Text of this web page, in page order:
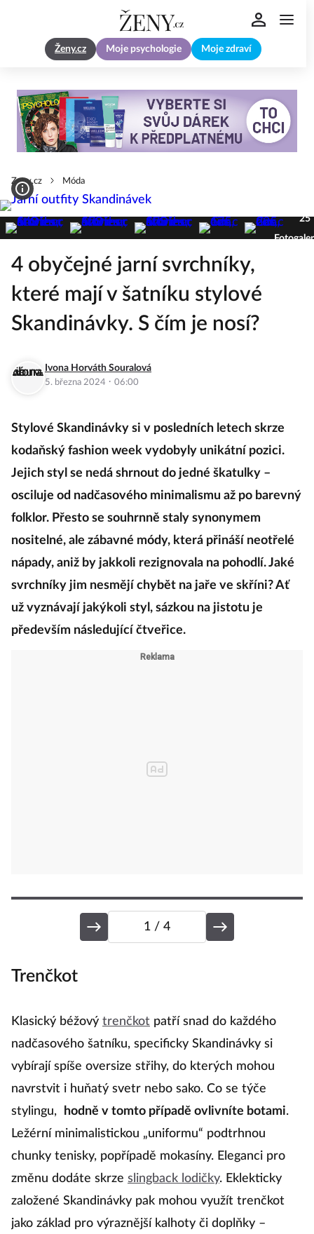
Ženy.cz Moje psychologie Moje zdraví
Zeny.cz Móda
25
4 obyčejné jarní svrchníky,
které mají v šatníku stylové
Skandinávky. S čím je nosí?
Ivona Horváth Souralová
5. března 2024 · 06:00
Stylové Skandinávky si v posledních letech skrze
kodaňský fashion week vydobyly unikátní pozici.
Jejich styl se nedá shrnout do jedné škatulky –
osciluje od nadčasového minimalismu až po barevný
folklor. Přesto se souhrnně staly synonymem
nositelné, ale zábavné módy, která přináší neotřelé
nápady, aniž by jakkoli rezignovala na pohodlí. Jaké
svrchníky jim nesmějí chybět na jaře ve skříni? Ať
už vyznávají jakýkoli styl, sázkou na jistotu je
především následující čtveřice.
1 / 4
Trenčkot
Klasický béžový trenčkot patří snad do každého
nadčasového šatníku, specificky Skandinávky si
vybírají spíše oversize střihy, do kterých mohou
navrstvit i huňatý svetr nebo sako. Co se týče
stylingu,
hodně v tomto případě ovlivníte botami.
Ležérní minimalistickou „uniformu“ podtrhnou
chunky tenisky, popřípadě mokasíny. Eleganci pro
změnu dodáte skrze slingback lodičky. Eklekticky
založené Skandinávky pak mohou využít trenčkot
jako základ pro výraznější kalhoty či doplňky –